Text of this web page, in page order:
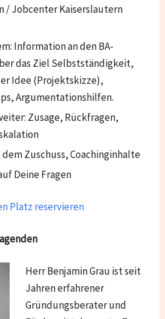
/ Jobcenter Kaiserslautern
Information an den BA-
das Ziel Selbstständigkeit,
Idee (Projektskizze),
Argumentationshilfen.
Zusage, Rückfragen,
Zuschuss, Coachinginhalte
Deine Fragen
Platz reservieren
Herr Benjamin Grau ist seit
Jahren erfahrener
Gründungsberater und